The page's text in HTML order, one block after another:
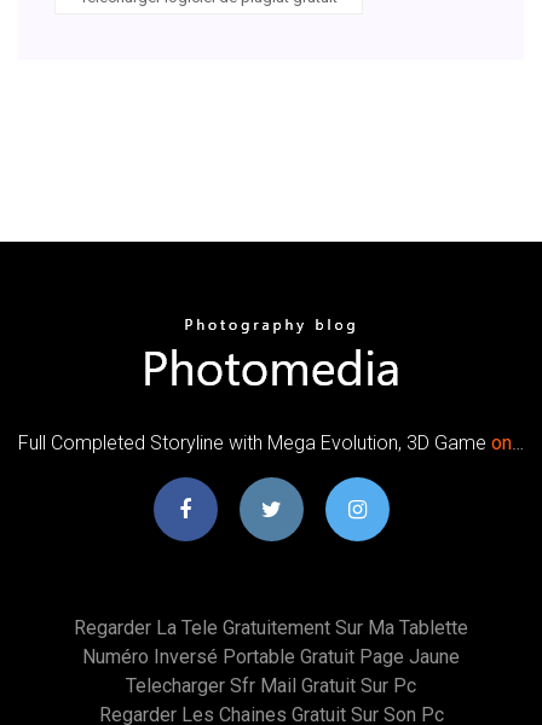
Full Completed Storyline with Mega Evolution, 3D Game on
Regarder La Tele Gratuitement Sur Ma Tablette
Numéro Inversé Portable Gratuit Page Jaune
Telecharger Sfr Mail Gratuit Sur Pc
Regarder Les Chaines Gratuit Sur Son Pc